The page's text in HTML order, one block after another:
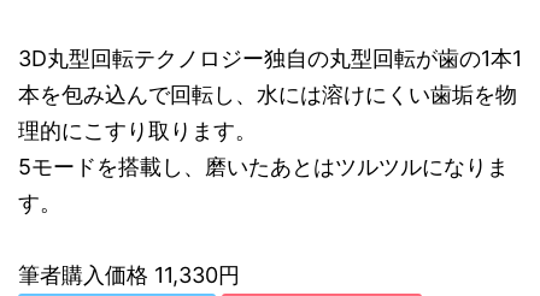
3D丸型回転テクノロジー独自の丸型回転が歯の1本1
本を包み込んで回転し、水には溶けにくい歯垢を物
理的にこすり取ります。
5モードを搭載し、磨いたあとはツルツルになりま
す。
筆者購入価格 11,330円